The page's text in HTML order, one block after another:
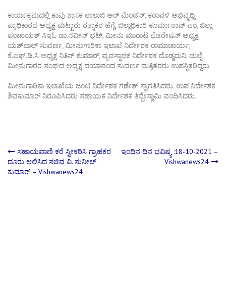
ಕಾರ್ಯಕ್ರಮದಲ್ಲಿ ಕಾಪು ಶಾಸಕ ಲಾಲಾಜಿ ಅರ್ ಮೆಂಡನ್, ಕರಾವಳಿ ಅಭಿವೃಧ್ದಿ
ಪ್ರಾಧಿಕಾರದ ಅಧ್ಯಕ್ಷ ಮಟ್ಟಾರು ರತ್ನಾಕರ ಹೆಗ್ಡೆ, ಜಿಲ್ಲಾಧಿಕಾರಿ ಕೂರ್ಮಾರಾವ್ ಎಂ, ಜಿಲ್ಲಾ
ಪಂಚಾಯತ್ ಸಿಇಓ ಡಾ.ನವೀನ್ ಭಟ್, ಮೀನು ಮಾರಾಟ ಫೆಡರೇಷನ್ ಅಧ್ಯಕ್ಷ
ಯಶ್‌ಪಾಲ್ ಸುವರ್ಣ, ಮೀನುಗಾರಿಕಾ ಇಲಾಖೆ ನಿರ್ದೇಶಕ ರಾಮಾಚಾರ್ಯ,
ಕೆ.ಎಫ್.ಡಿ.ಸಿ ಅಧ್ಯಕ್ಷ ನಿತಿನ್ ಕುಮಾರ್, ವ್ಯವಸ್ಥಾಪಕ ನಿರ್ದೇಶಕ ದೊಡ್ಡಮನಿ, ಮಲ್ಪೆ
ಮೀನುಗಾರರ ಸಂಘದ ಅಧ್ಯಕ್ಷ ದಯಾನಂದ ಸುವರ್ಣ ಮತ್ತಿತರರು ಉಪಸ್ಥಿತರಿದ್ದರು.
ಮೀನುಗಾರಿಕಾ ಇಲಾಖೆಯ ಜಂಟಿ ನಿರ್ದೇಶಕ ಗಣೇಶ್ ಸ್ವಾಗತಿಸಿದರು. ಉಪ ನಿರ್ದೇಶಕ
ಶಿವಕುಮಾರ್ ನಿರೂಪಿಸಿದರು ಸಹಾಯಕ ನಿರ್ದೇಶಕ ತಿಪ್ಪೇಸ್ವಾಮಿ ವಂದಿಸಿದರು.
Post
navigation
ಸಹಾಯವಾಣಿ ಕರೆ ಸ್ವೀಕರಿಸಿ ಗ್ರಾಹಕರ‌
ದೂರು ಆಲಿಸಿದ ಸಚಿವ‌‌ ವಿ.‌ ಸುನೀಲ್‌
ಕುಮಾರ್ – Vishwanews24
ಇಂದಿನ ದಿನ ಭವಿಷ್ಯ :18-10-2021 –
Vishwanews24